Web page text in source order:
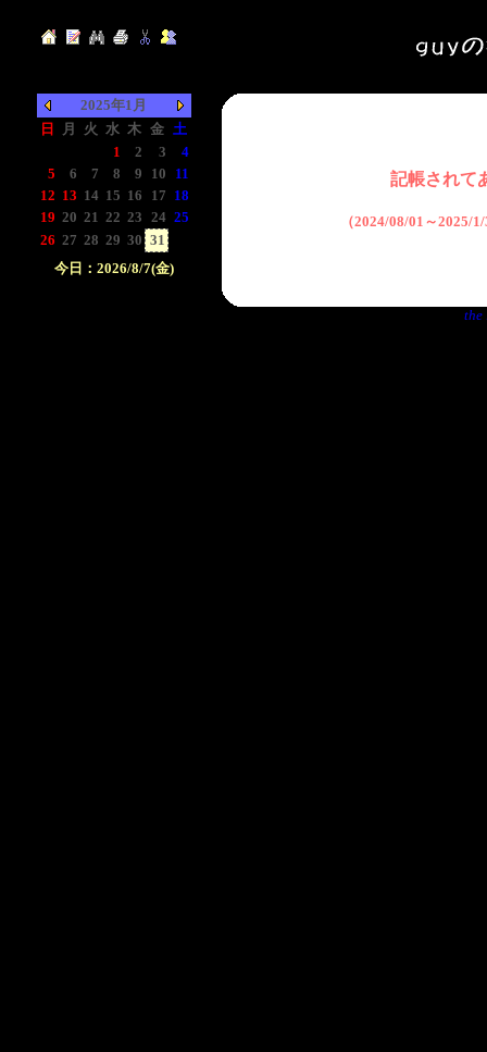
2025年1月
日
月 火 水 木 金 土
1 2 3
4
5
6 7 8 9 10
11
12 13 14 15 16 17 18
19 20 21 22 23 24 25
26 27 28 29 30 31
今日：2026/8/7(金)
記帳されて
（2024/08/01～2025/
the